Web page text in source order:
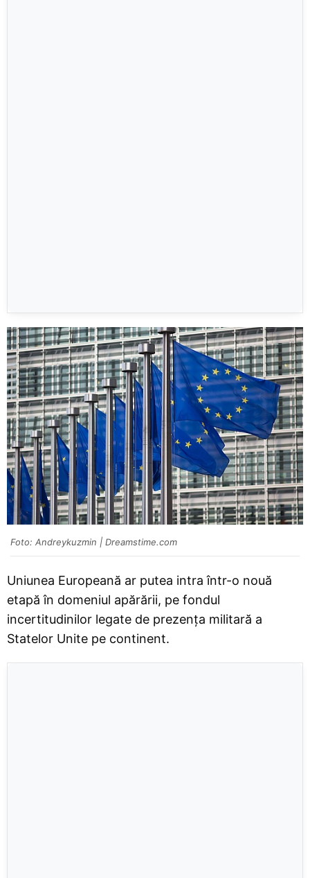
Foto: Andreykuzmin | Dreamstime.com
Uniunea Europeană ar putea intra într-o nouă
etapă în domeniul apărării, pe fondul
incertitudinilor legate de prezența militară a
Statelor Unite pe continent.